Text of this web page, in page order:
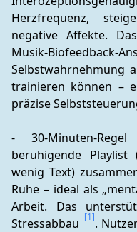
Herzfrequenz,
negative Affekte.
Musik-
Selbstwahrnehmung
trainieren können –
präzise
- 30-Minuten-
beruhigende Playlist
wenig Text)
Ruhe – ideal als
Arbeit. Das
Stressabbau [1].